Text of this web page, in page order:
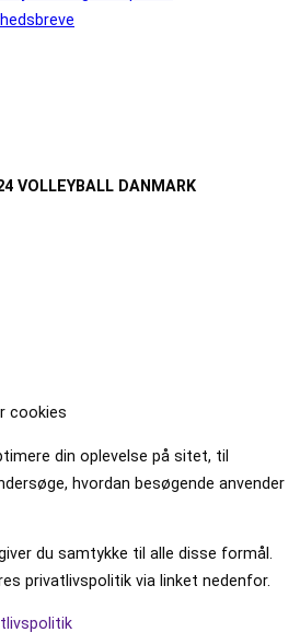
VOLLEYBALL DANMARK
cookies
din oplevelse på sitet, til
hvordan besøgende anvender
du samtykke til alle disse formål.
privatlivspolitik via linket nedenfor.